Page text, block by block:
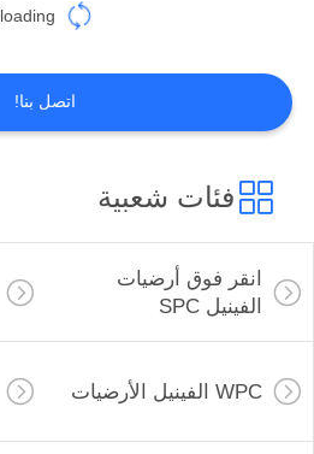
loading...
اتصل بنا!
فئات شعبية
انقر فوق أرضيات
الفينيل SPC
WPC الفينيل الأرضيات